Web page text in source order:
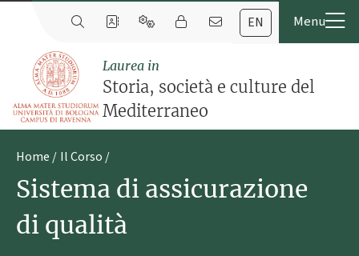
EN
Laurea in
Storia, società e culture del
Mediterraneo
Home Il Corso
Sistema di assicurazione
di qualità